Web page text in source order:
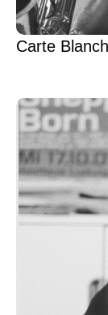
Carte